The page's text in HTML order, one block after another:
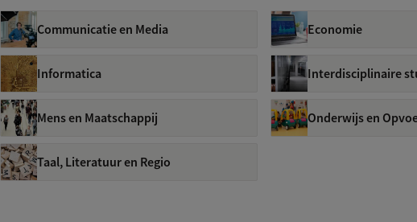
Communicatie en Media Economie
Informatica Interdisciplinaire
Mens en Maatschappij Onderwijs en
Taal, Literatuur en Regio